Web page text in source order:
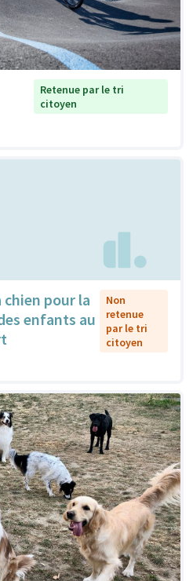
Retenue par le tri
citoyen
pour la
enfants au
Non
retenue
par le tri
citoyen